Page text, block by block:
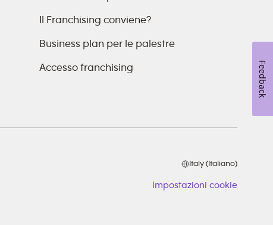
Il Franchising conviene?
Business plan per le palestre
Accesso franchising
Italy (Italiano)
Impostazioni cookie
Feedback